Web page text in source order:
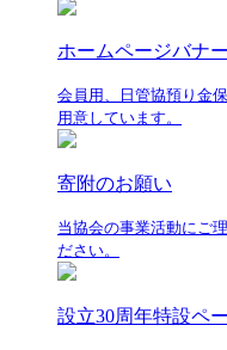
ホームページバナー
会員用、日管協預り金
用意しています。
寄附のお願い
当協会の事業活動にご
ださい。
設立30周年特設ペ